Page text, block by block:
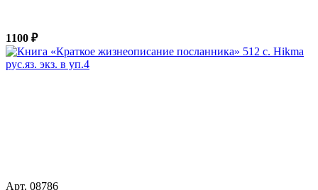
1100 ₽
Арт. 08786